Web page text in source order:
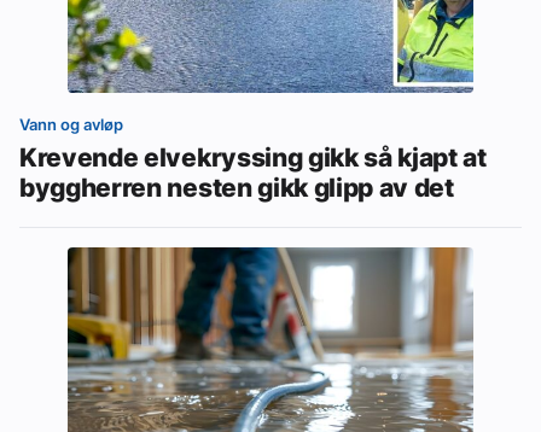
Vann og avløp
Krevende elvekryssing gikk så kjapt at
byggherren nesten gikk glipp av det